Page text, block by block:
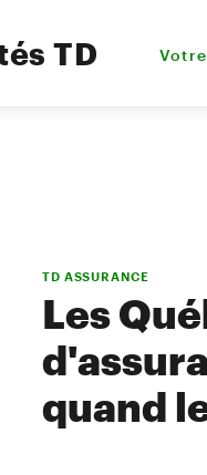
TD
TD ASSURANCE
Les
quand